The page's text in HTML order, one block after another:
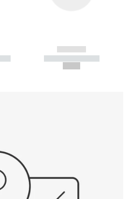
------------
----------- -----------